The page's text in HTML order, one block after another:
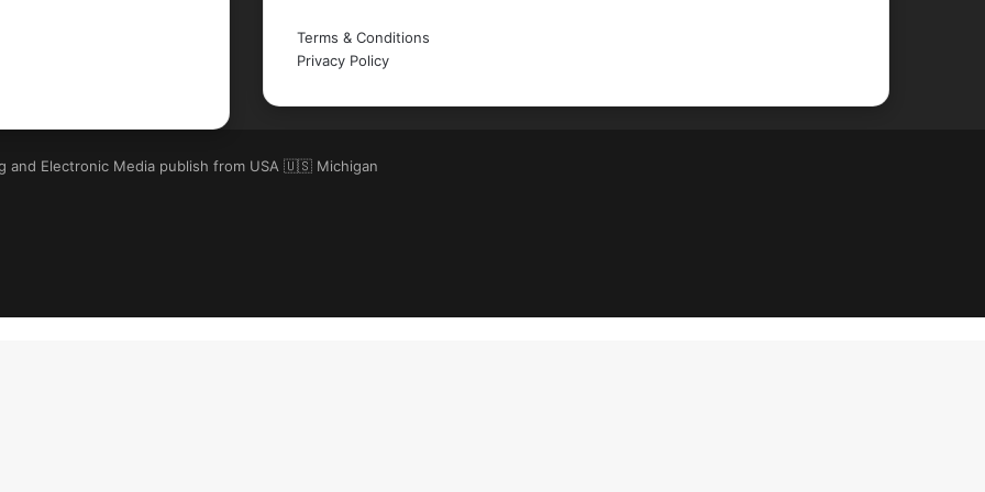
Terms & Conditions
Privacy Policy
and Electronic Media publish from USA 🇺🇸 Michigan